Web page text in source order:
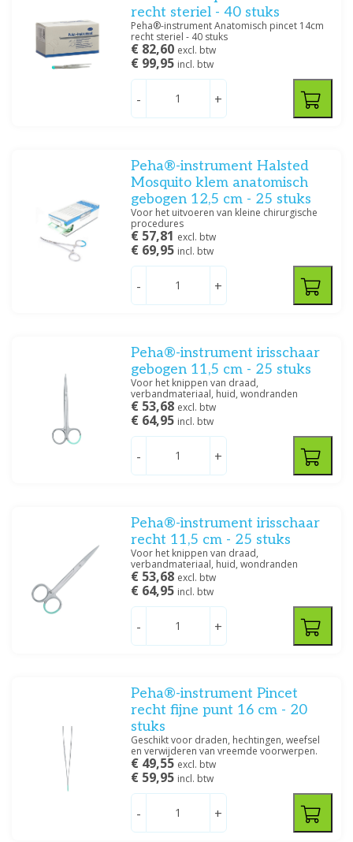
recht steriel - 40 stuks
Peha®-instrument Anatomisch pincet 14cm
recht steriel - 40 stuks
€ 82,60 excl. btw
€ 99,95 incl. btw
- +
Peha®-instrument Halsted
Mosquito klem anatomisch
gebogen 12,5 cm - 25 stuks
Voor het uitvoeren van kleine chirurgische
procedures
€ 57,81 excl. btw
€ 69,95 incl. btw
- +
Peha®-instrument irisschaar
gebogen 11,5 cm - 25 stuks
Voor het knippen van draad,
verbandmateriaal, huid, wondranden
€ 53,68 excl. btw
€ 64,95 incl. btw
- +
Peha®-instrument irisschaar
recht 11,5 cm - 25 stuks
Voor het knippen van draad,
verbandmateriaal, huid, wondranden
€ 53,68 excl. btw
€ 64,95 incl. btw
- +
Peha®-instrument Pincet
recht fijne punt 16 cm - 20
stuks
Geschikt voor draden, hechtingen, weefsel
en verwijderen van vreemde voorwerpen.
€ 49,55 excl. btw
€ 59,95 incl. btw
- +